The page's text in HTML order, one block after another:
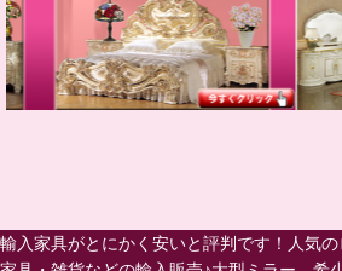
輸入家具がとにかく安いと評判です！人気